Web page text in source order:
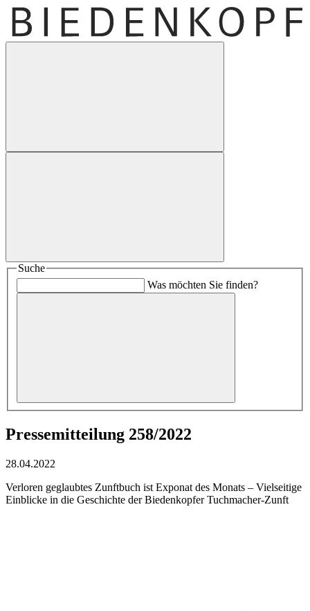
Suche
Was möchten Sie finden?
Pressemitteilung 258/2022
28.04.2022
Verloren geglaubtes Zunftbuch ist Exponat des Monats – Vielseitige
Einblicke in die Geschichte der Biedenkopfer Tuchmacher-Zunft